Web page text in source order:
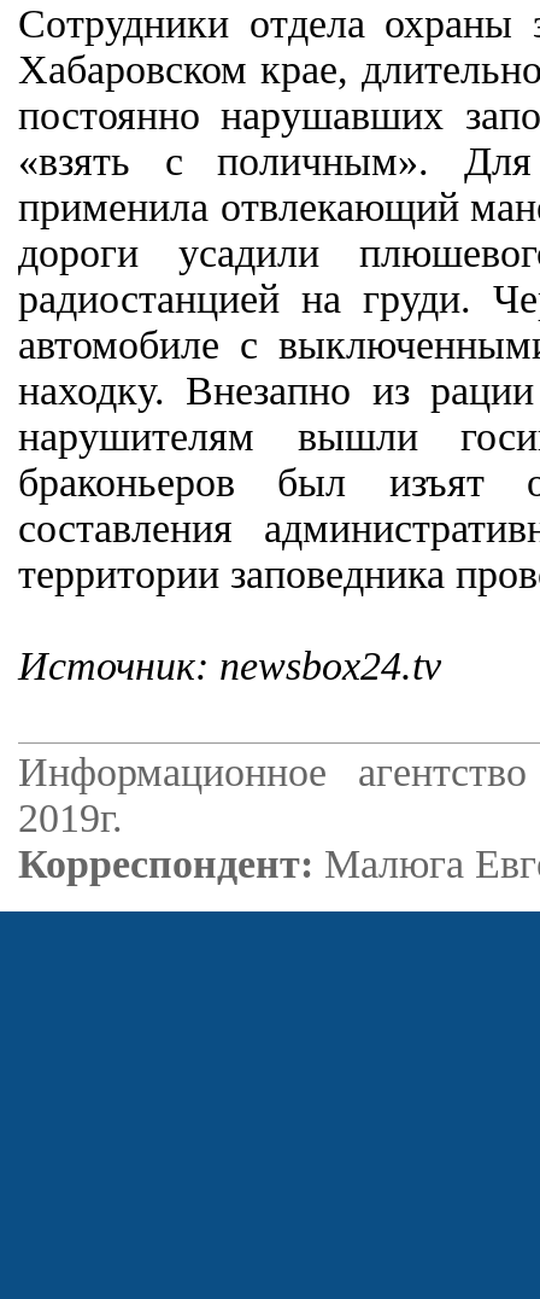
Сотрудники отдела охраны
Хабаровском крае,
постоянно нарушавших
«взять с поличным». Для
применила отвлекающий
дороги усадили
радиостанцией на груди.
автомобиле с
находку. Внезапно из
нарушителям вышли
браконьеров был изъят
составления
территории заповедника
Источник: newsbox24.tv
Информационное
2019г.
Корреспондент: Малюга